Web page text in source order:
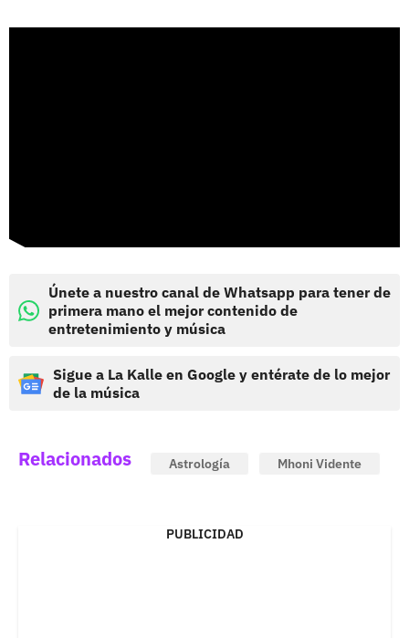
Únete a nuestro canal de Whatsapp para tener de
primera mano el mejor contenido de
entretenimiento y música
Sigue a La Kalle en Google y entérate de lo mejor
de la música
Relacionados Astrología Mhoni Vidente
PUBLICIDAD